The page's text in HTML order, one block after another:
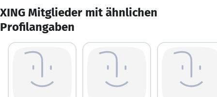
XING Mitglieder mit ähnlichen
Profilangaben